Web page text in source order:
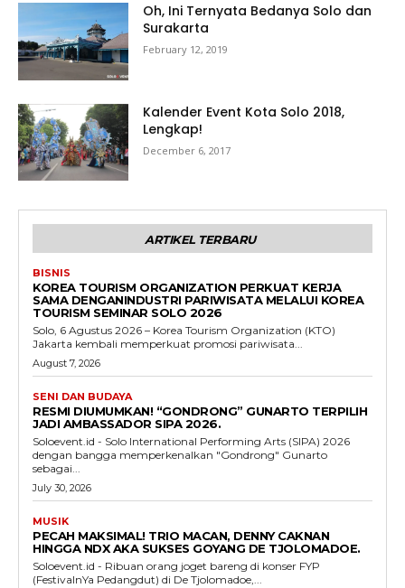
Oh, Ini Ternyata Bedanya Solo dan
Surakarta
February 12, 2019
Kalender Event Kota Solo 2018,
Lengkap!
December 6, 2017
ARTIKEL TERBARU
BISNIS
KOREA TOURISM ORGANIZATION PERKUAT KERJA
SAMA DENGANINDUSTRI PARIWISATA MELALUI KOREA
TOURISM SEMINAR SOLO 2026
Solo, 6 Agustus 2026 – Korea Tourism Organization (KTO)
Jakarta kembali memperkuat promosi pariwisata...
August 7, 2026
SENI DAN BUDAYA
RESMI DIUMUMKAN! “GONDRONG” GUNARTO TERPILIH
JADI AMBASSADOR SIPA 2026.
Soloevent.id - Solo International Performing Arts (SIPA) 2026
dengan bangga memperkenalkan "Gondrong" Gunarto
sebagai...
July 30, 2026
MUSIK
PECAH MAKSIMAL! TRIO MACAN, DENNY CAKNAN
HINGGA NDX AKA SUKSES GOYANG DE TJOLOMADOE.
Soloevent.id - Ribuan orang joget bareng di konser FYP
(FestivalnYa Pedangdut) di De Tjolomadoe,...